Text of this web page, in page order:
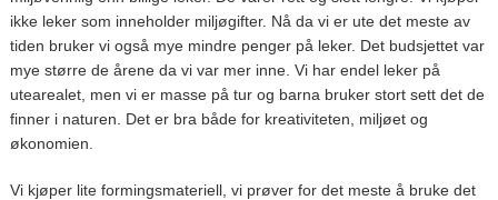
ikke leker som inneholder miljøgifter. Nå da vi er ute det meste av
tiden bruker vi også mye mindre penger på leker. Det budsjettet var
mye større de årene da vi var mer inne. Vi har endel leker på
utearealet, men vi er masse på tur og barna bruker stort sett det de
finner i naturen. Det er bra både for kreativiteten, miljøet og
økonomien.
Vi kjøper lite formingsmateriell, vi prøver for det meste å bruke det